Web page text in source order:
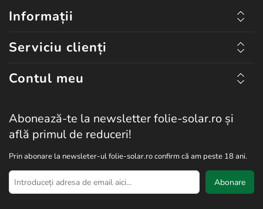
Informații
Serviciu clienți
Contul meu
Abonează-te la newsletter folie-solar.ro și
află primul de reduceri!
Prin abonare la newsleter-ul folie-solar.ro confirm că am peste 18 ani.
Abonare